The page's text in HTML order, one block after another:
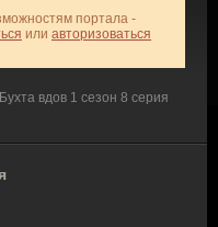
портала -
или авторизоваться
вдов 1 сезон 8 серия